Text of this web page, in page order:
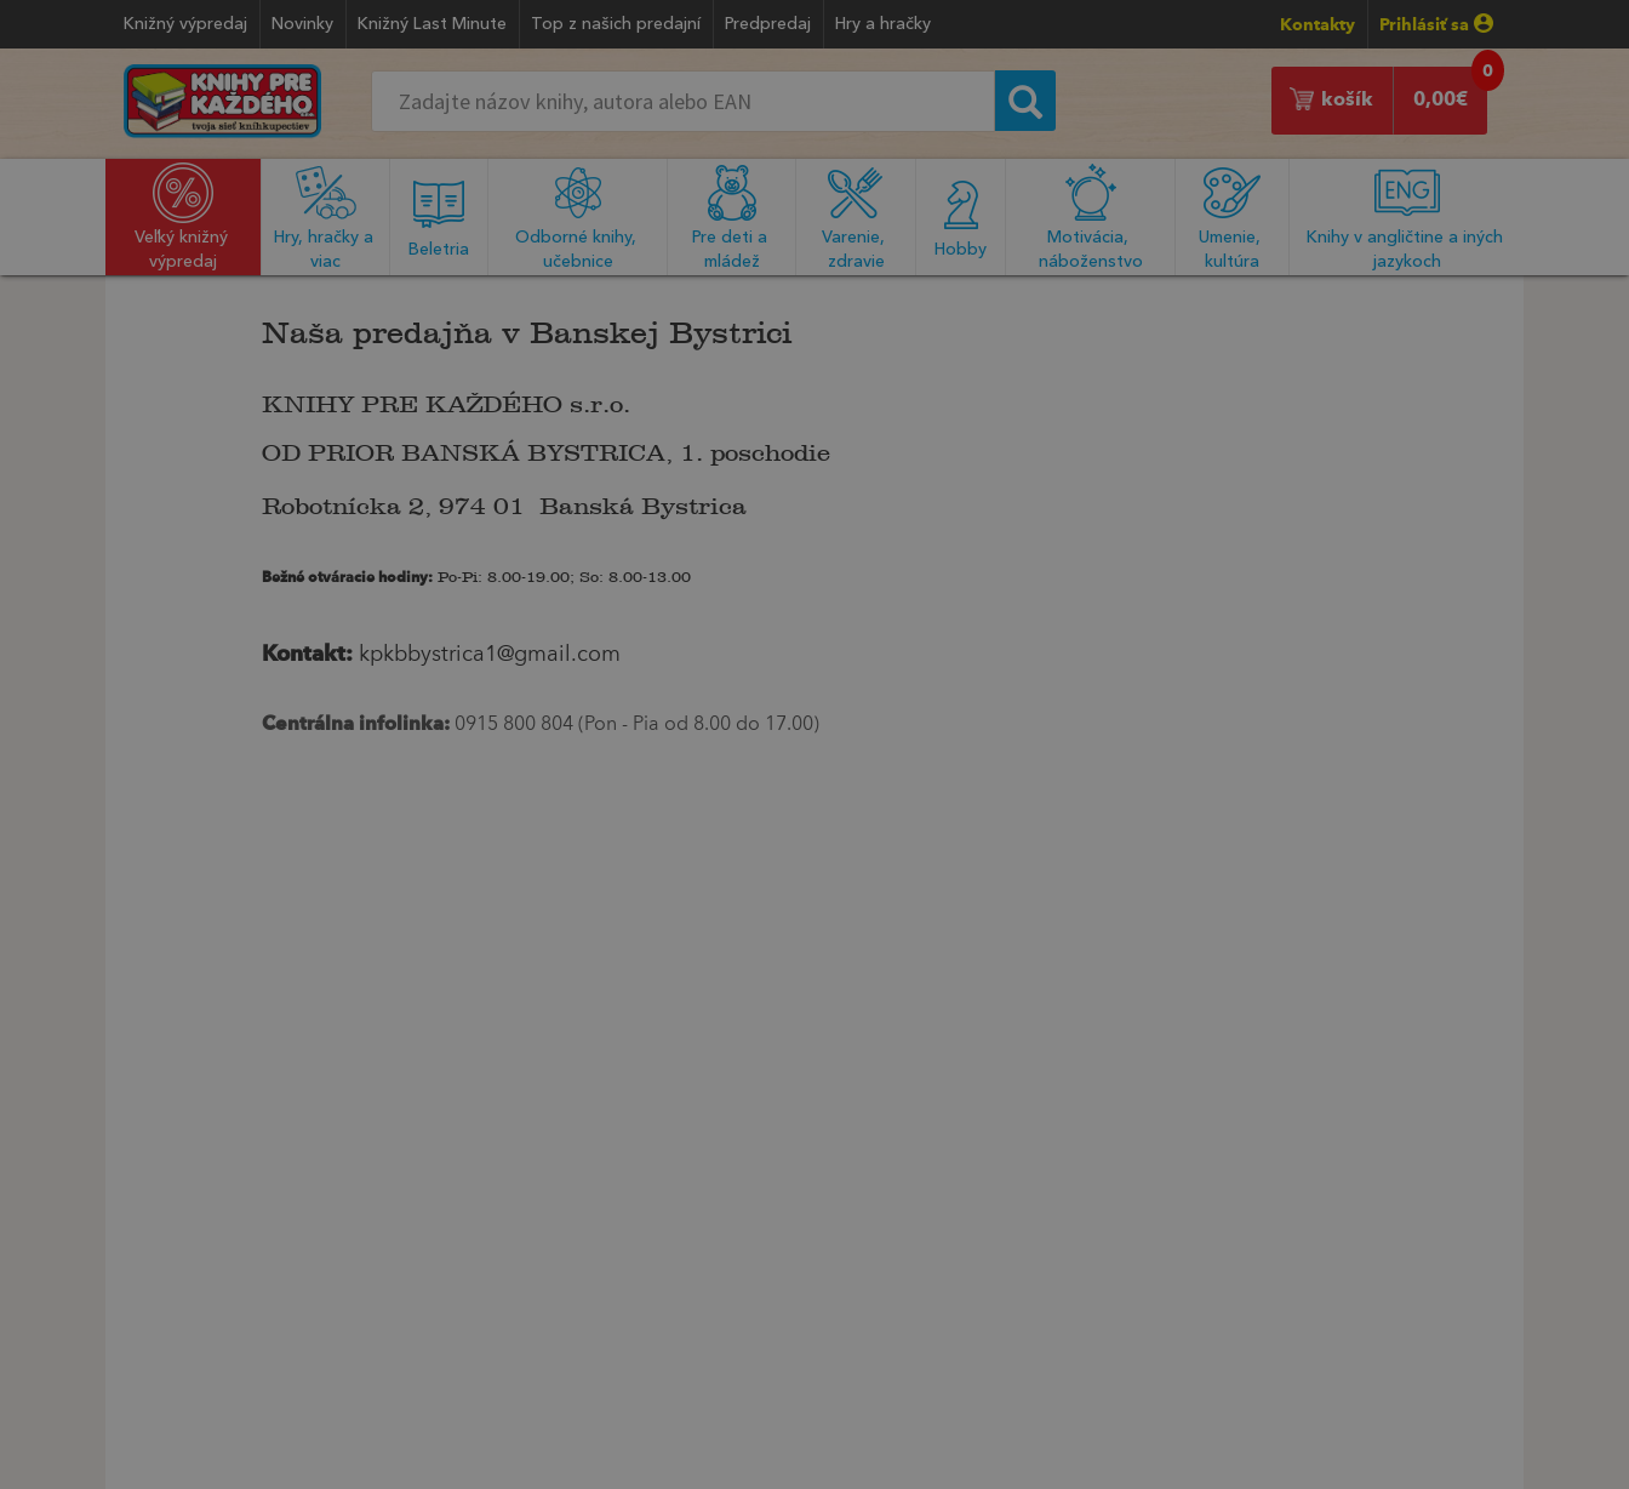
Knižný výpredaj Novinky Knižný Last Minute Top z našich predajní Predpredaj Hry a hračky Kontakty Prihlásiť sa
0
0,00€
košík
Veľký knižný
výpredaj
Hry, hračky a
viac
Beletria
Odborné knihy,
učebnice
Pre deti a
mládež
Varenie,
zdravie
Hobby
Motivácia,
náboženstvo
Umenie,
kultúra
Knihy v angličtine a iných
jazykoch
Naša predajňa v Banskej Bystrici
KNIHY PRE KAŽDÉHO s.r.o.
OD PRIOR BANSKÁ BYSTRICA, 1. poschodie
Robotnícka 2, 974 01 Banská Bystrica
Bežné otváracie hodiny: Po-Pi: 8.00-19.00; So: 8.00-13.00
Kontakt: kpkbbystrica1@gmail.com
Centrálna infolinka: 0915 800 804 (Pon - Pia od 8.00 do 17.00)